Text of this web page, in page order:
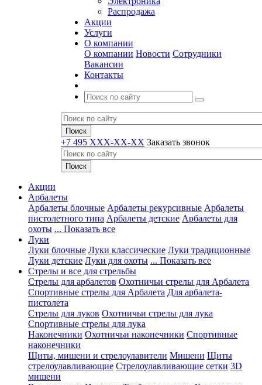
Распродажа
Акции
Услуги
О компании
О компании Новости Сотрудники
Вакансии
Контакты
+7 495 XXX-XX-XX Заказать звонок
Акции
Арбалеты
Арбалеты блочные Арбалеты рекурсивные Арбалеты
пистолетного типа Арбалеты детские Арбалеты для
охоты ... Показать все
Луки
Луки блочные Луки классические Луки традиционные
Луки детские Луки для охоты ... Показать все
Стрелы и все для стрельбы
Стрелы для арбалетов Охотничьи стрелы для Арбалета
Спортивные стрелы для Арбалета Для арбалета-
пистолета
Стрелы для луков Охотничьи стрелы для лука
Спортивные стрелы для лука
Наконечники Охотничьи наконечники Спортивные
наконечники
Щиты, мишени и стрелоулавители Мишени Щиты
стрелоулавливающие Стрелоулавливающие сетки 3D
мишени